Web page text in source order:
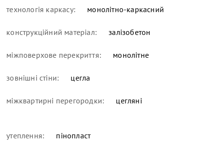
технологія каркасу: монолітно-каркасний
конструкційний матеріал: залізобетон
міжповерхове перекриття: монолітне
зовнішні стіни: цегла
міжквартирні перегородки: цегляні
утеплення: пінопласт